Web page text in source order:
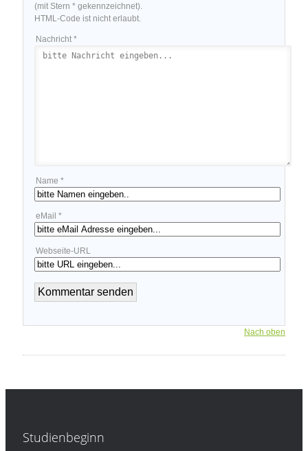
(mit Stern * gekennzeichnet).
HTML-Code ist nicht erlaubt.
Nachricht *
Name *
eMail *
Webseite-URL
Nach oben
Studienbeginn